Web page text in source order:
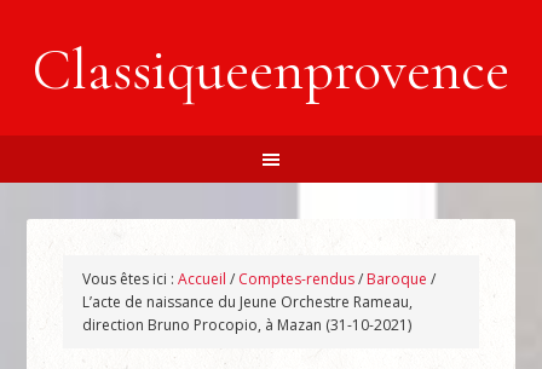
Classiqueenprovence
Vous êtes ici :Accueil / Comptes-rendus/ Baroque /
L’acte de naissance du Jeune Orchestre Rameau,
direction Bruno Procopio, à Mazan (31-10-2021)